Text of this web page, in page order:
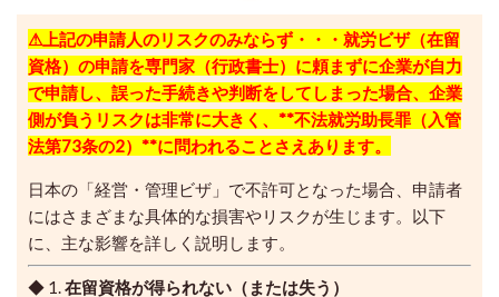
⚠上記の申請人のリスクのみならず・・・就労ビザ（在留
資格）の申請を専門家（行政書士）に頼まずに企業が自力
で申請し、誤った手続きや判断をしてしまった場合、企業
側が負うリスクは非常に大きく、**不法就労助長罪（入管
法第73条の2）**に問われることさえあります。
日本の「経営・管理ビザ」で不許可となった場合、申請者
にはさまざまな具体的な損害やリスクが生じます。以下
に、主な影響を詳しく説明します。
◆ 1.在留資格が得られない（または失う）